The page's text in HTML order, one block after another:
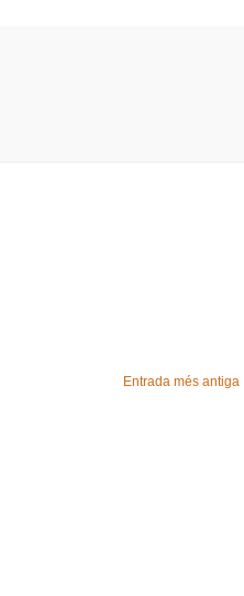
Entrada més antiga